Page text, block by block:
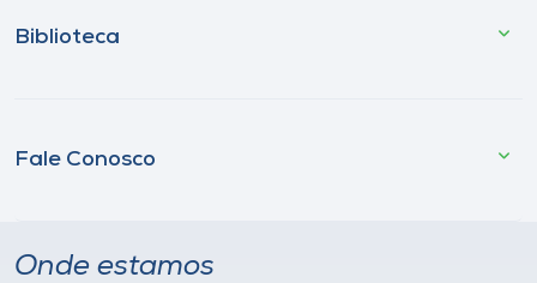
Biblioteca
Fale Conosco
Onde estamos